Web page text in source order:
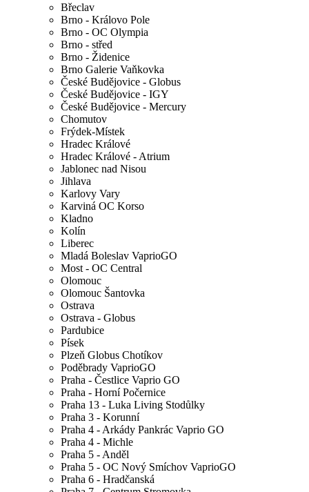
Břeclav
Brno - Královo Pole
Brno - OC Olympia
Brno - střed
Brno - Židenice
Brno Galerie Vaňkovka
České Budějovice - Globus
České Budějovice - IGY
České Budějovice - Mercury
Chomutov
Frýdek-Místek
Hradec Králové
Hradec Králové - Atrium
Jablonec nad Nisou
Jihlava
Karlovy Vary
Karviná OC Korso
Kladno
Kolín
Liberec
Mladá Boleslav VaprioGO
Most - OC Central
Olomouc
Olomouc Šantovka
Ostrava
Ostrava - Globus
Pardubice
Písek
Plzeň Globus Chotíkov
Poděbrady VaprioGO
Praha - Čestlice Vaprio GO
Praha - Horní Počernice
Praha 13 - Luka Living Stodůlky
Praha 3 - Korunní
Praha 4 - Arkády Pankrác Vaprio GO
Praha 4 - Michle
Praha 5 - Anděl
Praha 5 - OC Nový Smíchov VaprioGO
Praha 6 - Hradčanská